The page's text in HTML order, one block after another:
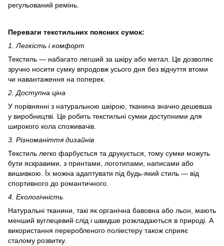
регульований ремінь.
Переваги текстильних поясних сумок:
1. Легкість і комфорт
Текстиль — набагато легший за шкіру або метал. Це дозволяє
зручно носити сумку впродовж усього дня без відчуття втоми
чи навантаження на поперек.
2. Доступна ціна
У порівнянні з натуральною шкірою, тканина значно дешевша
у виробництві. Це робить текстильні сумки доступними для
широкого кола споживачів.
3. Різноманіття дизайнів
Текстиль легко фарбується та друкується, тому сумки можуть
бути яскравими, з принтами, логотипами, написами або
вишивкою. Їх можна адаптувати під будь-який стиль — від
спортивного до романтичного.
4. Екологічність
Натуральні тканини, такі як органічна бавовна або льон, мають
менший вуглецевий слід і швидше розкладаються в природі. А
використання переробленого поліестеру також сприяє
сталому розвитку.